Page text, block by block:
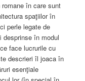
în care sunt
spaţiilor în
perle legate de
în modul
face lucrurile cu
descrieri îl joaca în
esenţiale